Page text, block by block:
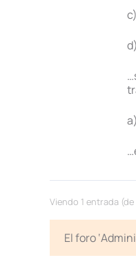
Viendo 1 entrada
El foro